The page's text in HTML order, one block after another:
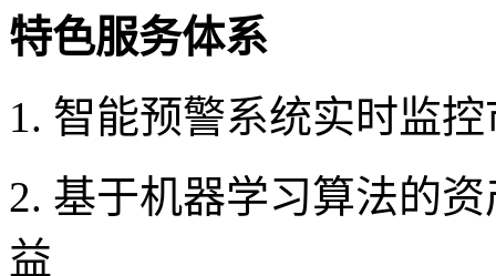
特色服务体系
1. 智能预警系统实时监
2. 基于机器学习算法的
益